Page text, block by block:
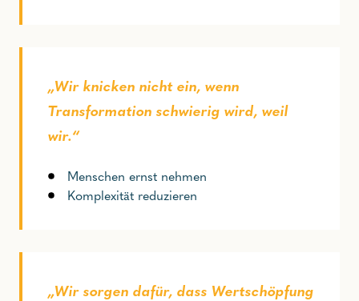
„Wir knicken nicht ein, wenn
Transformation schwierig wird, weil
wir.“
Menschen ernst nehmen
Komplexität reduzieren
„Wir sorgen dafür, dass Wertschöpfung